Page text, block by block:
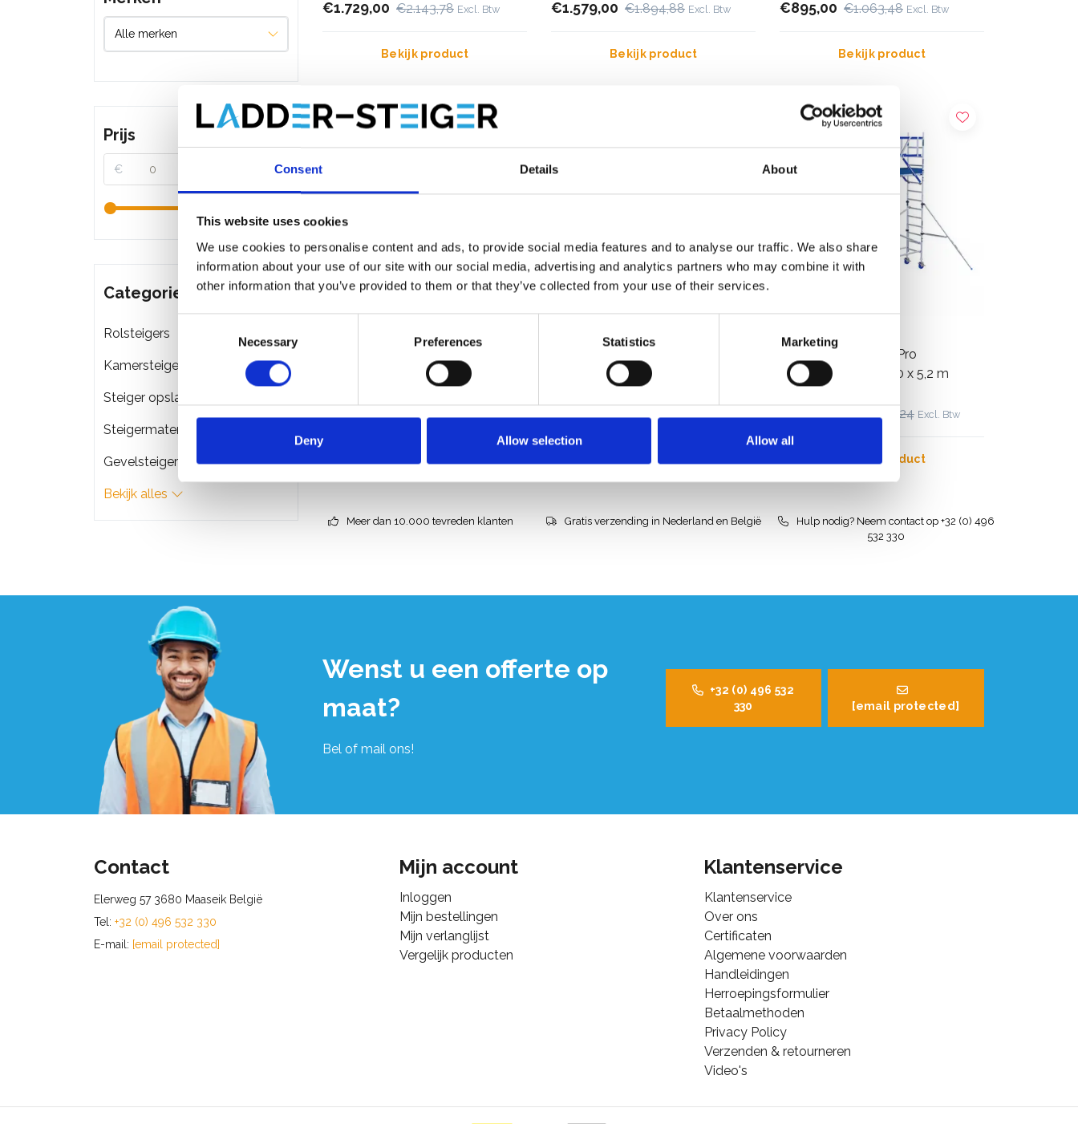
Consent Details About
This website uses cookies
We use cookies to personalise content and ads, to provide social media features and to analyse our traffic. We also share
information about your use of our site with our social media, advertising and analytics partners who may combine it with
other information that you’ve provided to them or that they’ve collected from your use of their services.
Necessary Preferences Statistics Marketing
Deny Allow selection Allow all
€1.729,00 €2.143,78 Excl. Btw
Bekijk product
€1.579,00 €1.894,88 Excl. Btw
Bekijk product
€895,00 €1.063,48 Excl. Btw
Bekijk product
75x190 werkhoogte 5,2 m
€1.489,00
Bekijk product
werkhoogte 5,70 m
€1.544,62
Bekijk product
ASC rolsteiger AGS Pro
dubbelzijdig 75 x 190 x 5,2 m
€2.597,24 Excl. Btw
Bekijk product
Meer dan 10.000 tevreden klanten Gratis verzending in Nederland en België
Hulp nodig? Neem contact op +32 (0) 496
532 330
Prijs
€
Categorieën
Rolsteigers
Kamersteigers
Steiger opslag & transport
Steigermateriaal
Gevelsteigers
Bekijk alles
Wenst u een offerte op
maat?
Bel of mail ons!
+32 (0) 496 532
330
[email protected]
Contact
Elerweg 57 3680 Maaseik België
Tel: +32 (0) 496 532 330
E-mail: [email protected]
Mijn account
Inloggen
Mijn bestellingen
Mijn verlanglijst
Vergelijk producten
Klantenservice
Klantenservice
Over ons
Certificaten
Algemene voorwaarden
Handleidingen
Herroepingsformulier
Betaalmethoden
Privacy Policy
Verzenden & retourneren
Video's